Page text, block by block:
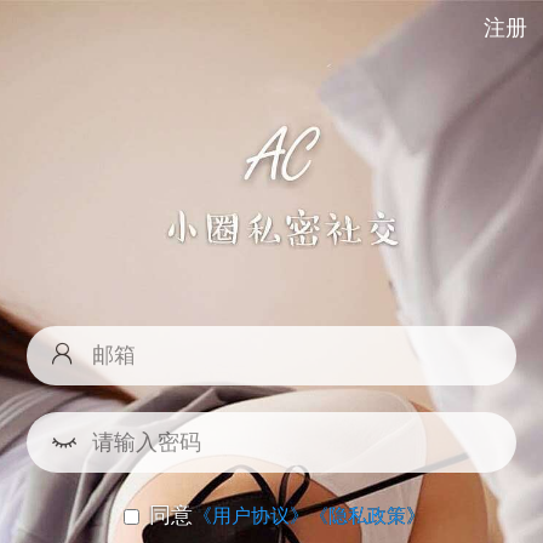
注册
同意《用户协议》《隐私政策》